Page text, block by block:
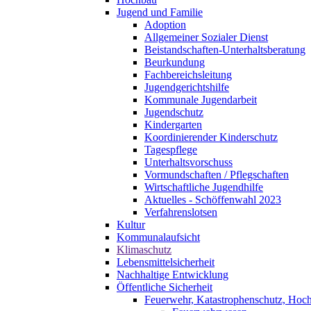
Jugend und Familie
Adoption
Allgemeiner Sozialer Dienst
Beistandschaften-Unterhaltsberatung
Beurkundung
Fachbereichsleitung
Jugendgerichtshilfe
Kommunale Jugendarbeit
Jugendschutz
Kindergarten
Koordinierender Kinderschutz
Tagespflege
Unterhaltsvorschuss
Vormundschaften / Pflegschaften
Wirtschaftliche Jugendhilfe
Aktuelles - Schöffenwahl 2023
Verfahrenslotsen
Kultur
Kommunalaufsicht
Klimaschutz
Lebensmittelsicherheit
Nachhaltige Entwicklung
Öffentliche Sicherheit
Feuerwehr, Katastrophenschutz,